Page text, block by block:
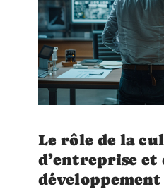
Le rôle de la
d’entreprise et
développement